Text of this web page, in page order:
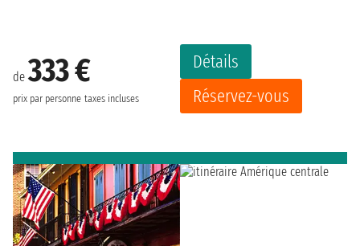
de333 €
prix par personne taxes incluses
Détails
Réservez-vous